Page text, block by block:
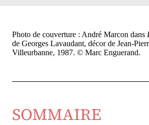
Photo de couverture : André Marcon dans
de Georges Lavaudant, décor de Jean-
Villeurbanne, 1987. © Marc Enguerand.
SOMMAIRE